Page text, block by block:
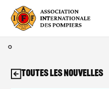
contenu
Toutes les nouvelles